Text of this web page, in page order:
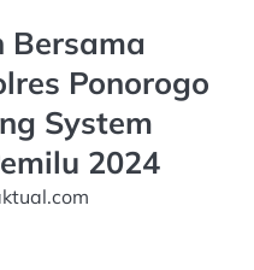
Bersama
Ponorogo
System
2024